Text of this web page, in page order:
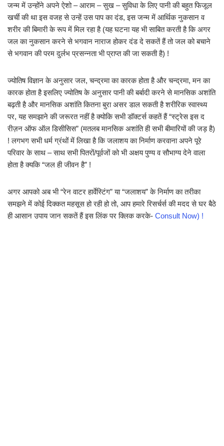
जन्म में उन्होंने अपने ऐशो – आराम – सुख – सुविधा के लिए पानी की बहुत फिजूल
खर्ची की था इस वजह से उन्हें उस पाप का दंड, इस जन्म में आर्थिक नुकसान व
शरीर की बिमारी के रूप में मिल रहा है (यह घटना यह भी साबित करती है कि अगर
जल का नुकसान करने से भगवान नाराज होकर दंड दे सकतें हैं तो जल को बचाने
से भगवान की परम दुर्लभ प्रसन्नता भी प्राप्त की जा सकती है) !
ज्योतिष विज्ञान के अनुसार जल, चन्द्रमा का कारक होता है और चन्द्रमा, मन का
कारक होता है इसलिए ज्योतिष के अनुसार पानी की बर्बादी करने से मानसिक अशांति
बढ़ती है और मानसिक अशांति कितना बुरा असर डाल सकती है शरीरिक स्वास्थ्य
पर, यह समझाने की जरूरत नहीं है क्योकि सभी डॉक्टर्स कहतें हैं “स्ट्रेस इस द
रीज़न ऑफ ऑल डिसीसिस” (मतलब मानसिक अशांति ही सभी बीमारियों की जड़ है)
! लगभग सभी धर्म ग्रंथों में लिखा है कि जलाशय का निर्माण करवाना अपने पूरे
परिवार के साथ – साथ सभी पितरों/पूर्वजों को भी अक्षय पुण्य व सौभाग्य देने वाला
होता है क्यकि “जल ही जीवन है” !
अगर आपको अब भी “रेन वाटर हार्वेस्टिंग” या “जलाशय” के निर्माण का तरीका
समझने में कोई दिक्कत महसूस हो रही हो तो, आप हमारे रिसर्चर्स की मदद से घर बैठे
ही आसान उपाय जान सकतें हैं इस लिंक पर क्लिक करके- Consult Now) !